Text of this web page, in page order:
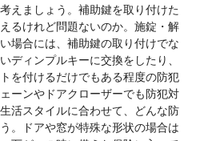
えましょう。補助鍵を取り付けた
るけれど問題ないのか。施錠・解
場合には、補助鍵の取り付けでな
ディンプルキーに交換をしたり、
を付けるだけでもある程度の防犯
ーンやドアクローザーでも防犯対
活スタイルに合わせて、どんな防
。ドアや窓が特殊な形状の場合は